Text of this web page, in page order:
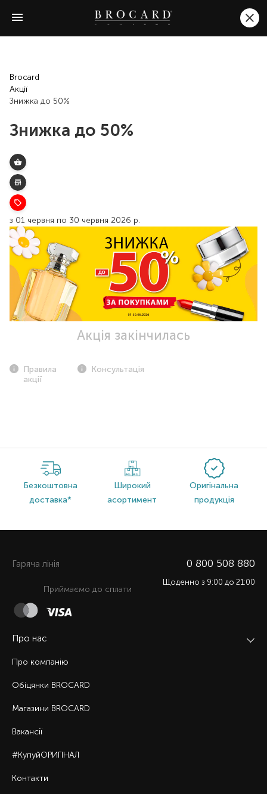
Brocard
Акції
Знижка до 50%
Знижка до 50%
з 01 червня по 30 червня 2026 р.
Акція закінчилась
Правила
акції
Консультація
Безкоштовна
доставка*
Широкий
асортимент
Оригінальна
продукція
Про нас
Про компанію
Обіцянки BROCARD
Магазини BROCARD
Вакансії
#КупуйОРИГІНАЛ
Контакти
Гаряча лiнiя 0 800 508 880
Щоденно з 9:00 до 21:00
Приймаємо до сплати